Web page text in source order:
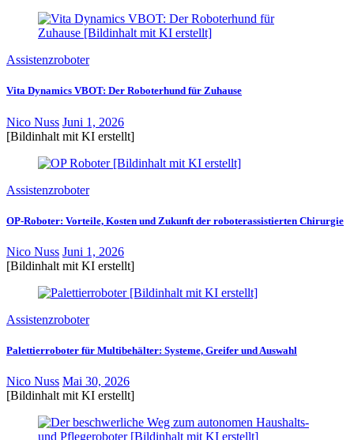
Assistenzroboter
Vita Dynamics VBOT: Der Roboterhund für Zuhause
Nico Nuss Juni 1, 2026
[Bildinhalt mit KI erstellt]
Assistenzroboter
OP-Roboter: Vorteile, Kosten und Zukunft der roboterassistierten Chirurgie
Nico Nuss Juni 1, 2026
[Bildinhalt mit KI erstellt]
Assistenzroboter
Palettierroboter für Multibehälter: Systeme, Greifer und Auswahl
Nico Nuss Mai 30, 2026
[Bildinhalt mit KI erstellt]